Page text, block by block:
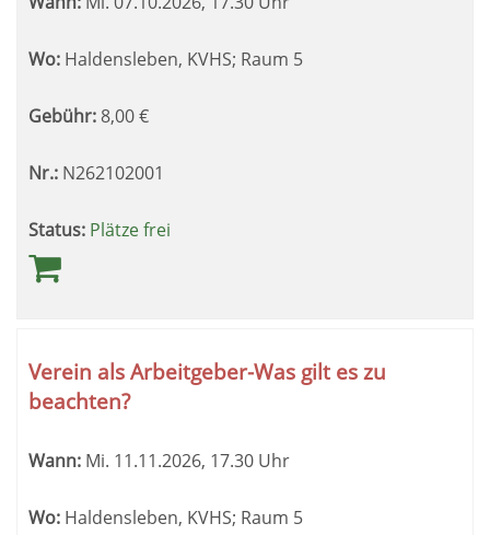
Wo: Haldensleben, KVHS; Raum 5
Gebühr: 8,00€
Nr.: N262102001
Status: Plätze frei
Verein als Arbeitgeber-Was gilt es zu
beachten?
Wann: Mi. 11.11.2026, 17.30 Uhr
Wo: Haldensleben, KVHS; Raum 5